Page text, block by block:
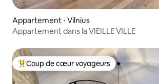
Appartement ⋅ Vilnius
Appartement dans la VIEILLE VILLE
Coups de cœur voyageurs les plus
Coup de cœur voyageurs